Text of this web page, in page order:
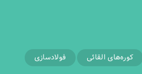
کوره‌های القائی فولادسازی